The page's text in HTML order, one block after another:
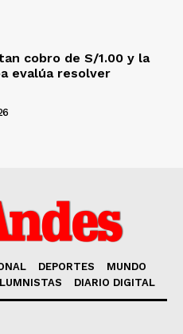
cobro de S/1.00 y la
evalúa resolver
DEPORTES
MUNDO
DIARIO DIGITAL